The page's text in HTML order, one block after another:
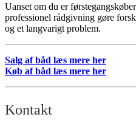
Uanset om du er
professionel rådgivning gøre
og et langvarigt problem.
Salg af båd læs mere her
Køb af båd læs mere her
Kontakt